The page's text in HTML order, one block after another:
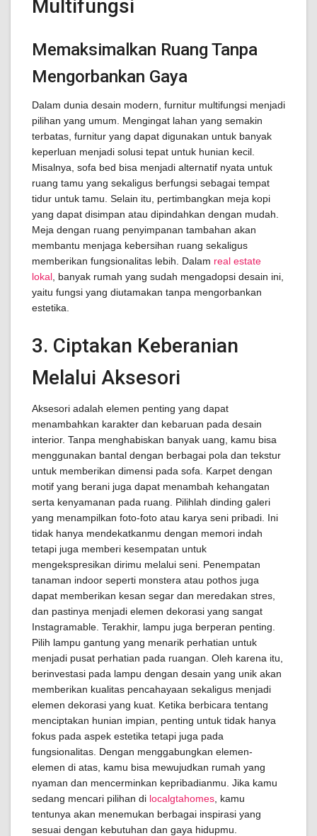
Multifungsi
Memaksimalkan Ruang Tanpa
Mengorbankan Gaya
Dalam dunia desain modern, furnitur multifungsi menjadi
pilihan yang umum. Mengingat lahan yang semakin
terbatas, furnitur yang dapat digunakan untuk banyak
keperluan menjadi solusi tepat untuk hunian kecil.
Misalnya, sofa bed bisa menjadi alternatif nyata untuk
ruang tamu yang sekaligus berfungsi sebagai tempat
tidur untuk tamu. Selain itu, pertimbangkan meja kopi
yang dapat disimpan atau dipindahkan dengan mudah.
Meja dengan ruang penyimpanan tambahan akan
membantu menjaga kebersihan ruang sekaligus
memberikan fungsionalitas lebih. Dalam real estate
lokal , banyak rumah yang sudah mengadopsi desain ini,
yaitu fungsi yang diutamakan tanpa mengorbankan
estetika.
3. Ciptakan Keberanian
Melalui Aksesori
Aksesori adalah elemen penting yang dapat
menambahkan karakter dan kebaruan pada desain
interior. Tanpa menghabiskan banyak uang, kamu bisa
menggunakan bantal dengan berbagai pola dan tekstur
untuk memberikan dimensi pada sofa. Karpet dengan
motif yang berani juga dapat menambah kehangatan
serta kenyamanan pada ruang. Pilihlah dinding galeri
yang menampilkan foto-foto atau karya seni pribadi. Ini
tidak hanya mendekatkanmu dengan memori indah
tetapi juga memberi kesempatan untuk
mengekspresikan dirimu melalui seni. Penempatan
tanaman indoor seperti monstera atau pothos juga
dapat memberikan kesan segar dan meredakan stres,
dan pastinya menjadi elemen dekorasi yang sangat
Instagramable. Terakhir, lampu juga berperan penting.
Pilih lampu gantung yang menarik perhatian untuk
menjadi pusat perhatian pada ruangan. Oleh karena itu,
berinvestasi pada lampu dengan desain yang unik akan
memberikan kualitas pencahayaan sekaligus menjadi
elemen dekorasi yang kuat. Ketika berbicara tentang
menciptakan hunian impian, penting untuk tidak hanya
fokus pada aspek estetika tetapi juga pada
fungsionalitas. Dengan menggabungkan elemen-
elemen di atas, kamu bisa mewujudkan rumah yang
nyaman dan mencerminkan kepribadianmu. Jika kamu
sedang mencari pilihan di localgtahomes , kamu
tentunya akan menemukan berbagai inspirasi yang
sesuai dengan kebutuhan dan gaya hidupmu.